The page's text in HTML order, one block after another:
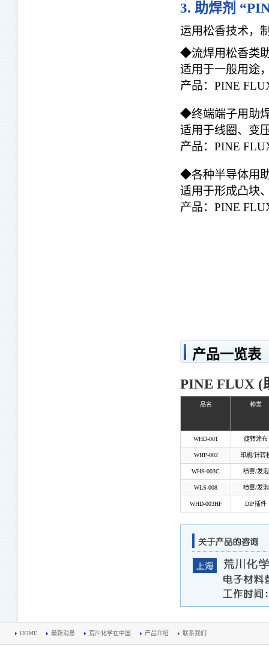
3. 助焊剂
运用松香技术，
◆流焊用松香类
适用于一般用途
产品：PINE
◆终端端子用助
适用于线圈、变
产品：PINE
◆各种半导体用
适用于形成凸块
产品：PINE
产品一览表
PINE FLUX (
品名 种类
WHD-001 旋转涂布
WHP-002 印刷/针转
WHS-003C 喷雾/发泡
WLS-008 喷雾/发泡
WHD-003HF DIP插件
HOME 最新消息 荒川化学在中国 产品介绍 联系我们